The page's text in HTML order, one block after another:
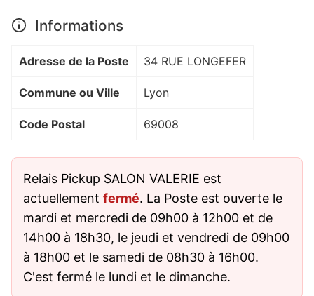
Informations
Adresse de la Poste 34 RUE LONGEFER
Commune ou Ville Lyon
Code Postal 69008
Relais Pickup SALON VALERIE est
actuellement fermé. La Poste est ouverte le
mardi et mercredi de 09h00 à 12h00 et de
14h00 à 18h30, le jeudi et vendredi de 09h00
à 18h00 et le samedi de 08h30 à 16h00.
C'est fermé le lundi et le dimanche.